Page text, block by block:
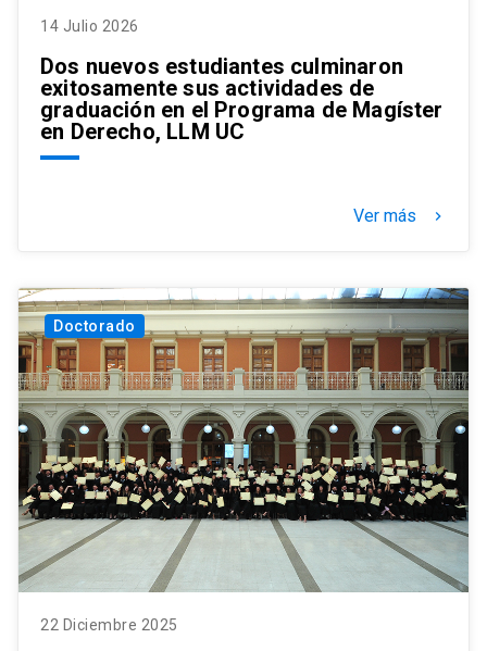
14 Julio 2026
Dos nuevos estudiantes culminaron
exitosamente sus actividades de
graduación en el Programa de Magíster
en Derecho, LLM UC
Ver más keyboard_arrow_right
Doctorado
22 Diciembre 2025